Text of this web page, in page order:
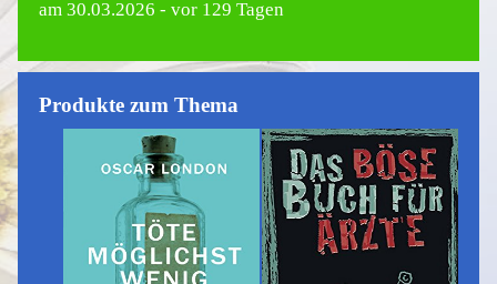
am 30.03.2026 - vor 129 Tagen
Produkte zum Thema